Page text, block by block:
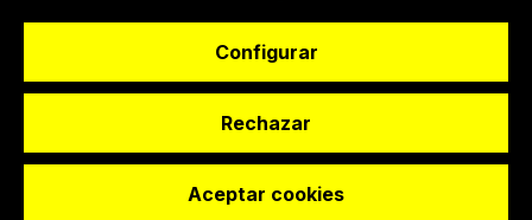
© Dashboard Technologies S.L
Configurar
Rechazar
Aceptar cookies